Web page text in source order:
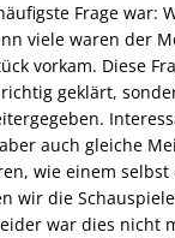
Frage war:
viele waren der
vorkam. Diese
geklärt,
auch gleiche
wie einem selbst
wir die
war dies nicht